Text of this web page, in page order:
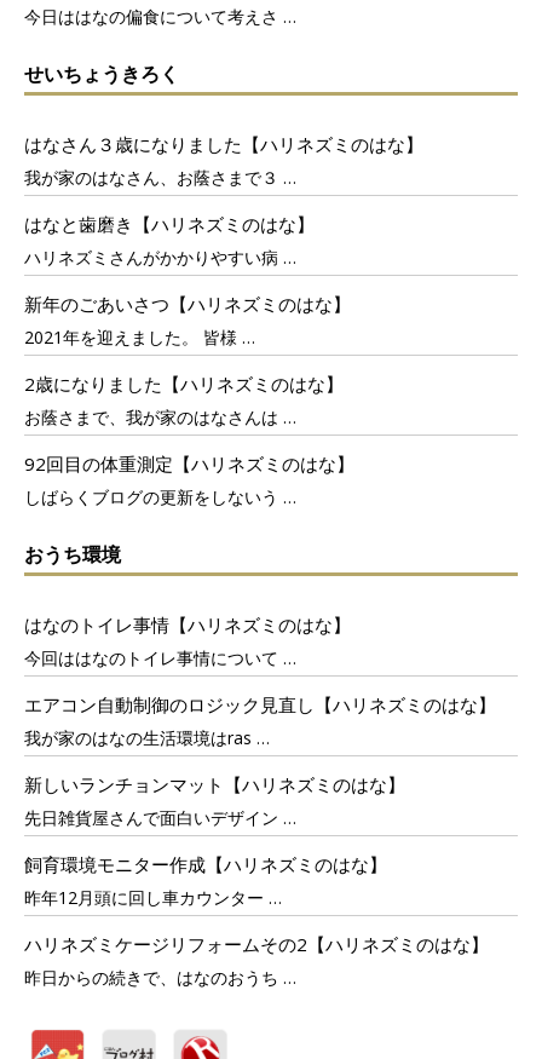
今日ははなの偏食について考えさ …
せいちょうきろく
はなさん３歳になりました【ハリネズミのはな】
我が家のはなさん、お蔭さまで３ …
はなと歯磨き【ハリネズミのはな】
ハリネズミさんがかかりやすい病 …
新年のごあいさつ【ハリネズミのはな】
2021年を迎えました。 皆様 …
2歳になりました【ハリネズミのはな】
お蔭さまで、我が家のはなさんは …
92回目の体重測定【ハリネズミのはな】
しばらくブログの更新をしないう …
おうち環境
はなのトイレ事情【ハリネズミのはな】
今回ははなのトイレ事情について …
エアコン自動制御のロジック見直し【ハリネズミのはな】
我が家のはなの生活環境はras …
新しいランチョンマット【ハリネズミのはな】
先日雑貨屋さんで面白いデザイン …
飼育環境モニター作成【ハリネズミのはな】
昨年12月頭に回し車カウンター …
ハリネズミケージリフォームその2【ハリネズミのはな】
昨日からの続きで、はなのおうち …